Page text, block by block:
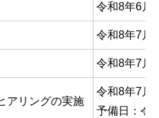
令和8年6月
令和8年7月
令和8年7月
アリングの実施
令和8年7月
予備日：令